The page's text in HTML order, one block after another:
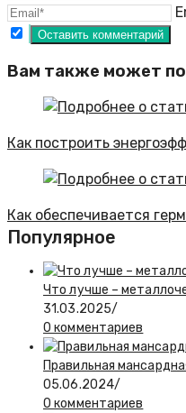
Вам также может
Как построить
Как обеспечивается
Популярное
Что лучше –
31.03.2025/
0 комментариев
Правильная
05.06.2024/
0 комментариев